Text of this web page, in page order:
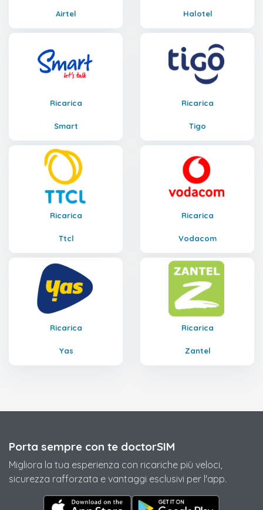
Airtel Halotel
Ricarica
Smart
Ricarica
Tigo
Ricarica
Ttcl
Ricarica
Vodacom
Ricarica
Yas
Ricarica
Zantel
Porta sempre con te doctorSIM
Migliora la tua esperienza con ricariche più veloci,
sicurezza rafforzata e vantaggi esclusivi per l'app.